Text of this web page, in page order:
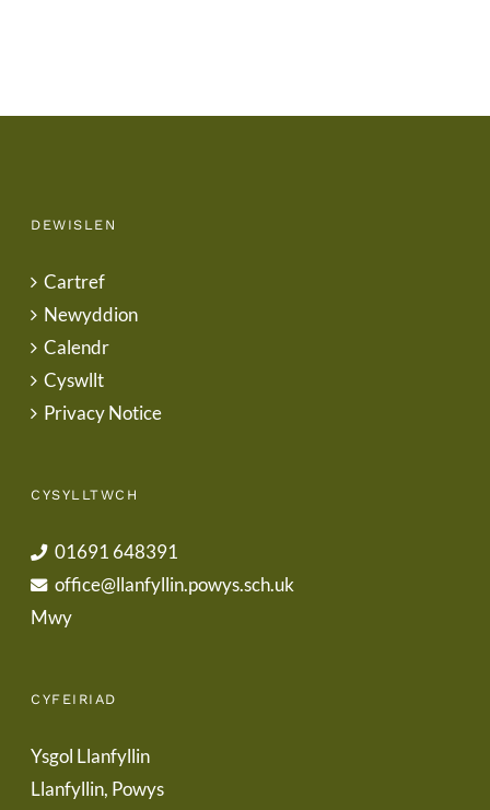
DEWISLEN
Cartref
Newyddion
Calendr
Cyswllt
Privacy Notice
CYSYLLTWCH
01691 648391
office@llanfyllin.powys.sch.uk
Mwy
CYFEIRIAD
Ysgol Llanfyllin
Llanfyllin, Powys